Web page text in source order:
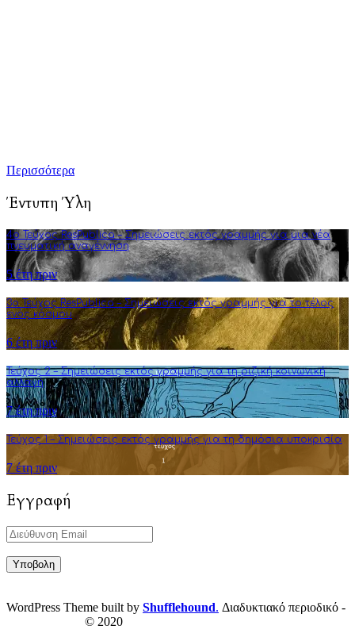
Περισσότερα
Έντυπη Ύλη
4o Τεύχος ResPublica – Σημειώσεις εκτός γραμμής για μια νέα
πνευματική αναγέννηση
5 έτη πριν
3o Τεύχος ResPublica – Σημειώσεις εκτός γραμμής για το τέλος
ενός κόσμου
6 έτη πριν
Τεύχος 2 – Σημειώσεις εκτός γραμμής για τη ριζική κοινωνική
αλλαγή
7 έτη πριν
Τεύχος 1 – Σημειώσεις εκτός γραμμής για τη δημόσια υποκρισία
7 έτη πριν
Εγγραφή
WordPress Theme built by Shufflehound. Διαδυκτιακό περιοδικό -
© 2020